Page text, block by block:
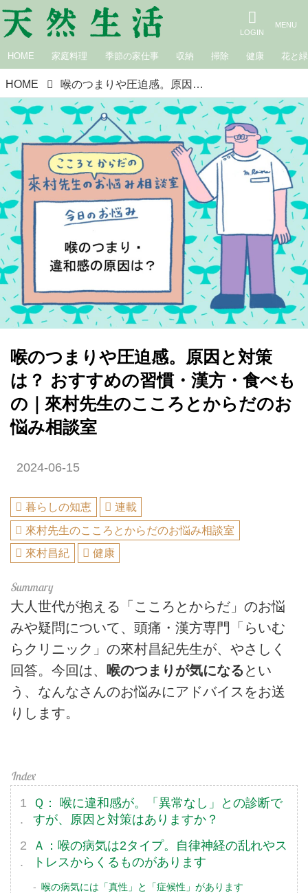
HOME 家庭料理 季節の家仕事 収納 掃除 健康 花と緑
HOME 喉のつまりや圧迫感。原因と対策は？ おすすめの習慣・漢方・食べもの｜來村先生のこころとからだのお悩み相談室
喉のつまりや圧迫感。原因と対策
は？ おすすめの習慣・漢方・食べも
の｜來村先生のこころとからだのお
悩み相談室
2024-06-15
暮らしの知恵
連載
來村先生のこころとからだのお悩み相談室
來村昌紀
健康
大人世代が抱える「こころとからだ」のお悩
みや疑問について、頭痛・漢方専門「らいむ
らクリニック」の來村昌紀先生が、やさしく
回答。今回は、 喉のつまりが気になる とい
う、なんなさんのお悩みにアドバイスをお送
りします。
Ｑ： 喉に違和感が。「異常なし」との診断で
すが、原因と対策はありますか？
Ａ：喉の病気は2タイプ。自律神経の乱れやス
トレスからくるものがあります
喉の病気には「真性」と「症候性」があります